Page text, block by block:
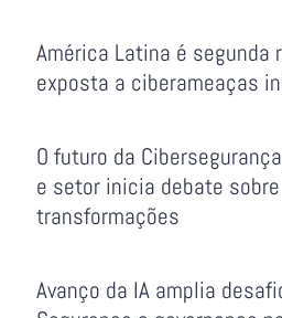
América Latina é segunda
exposta a ciberameaças
O futuro da
e setor inicia debate sobre
transformações
Avanço da IA amplia